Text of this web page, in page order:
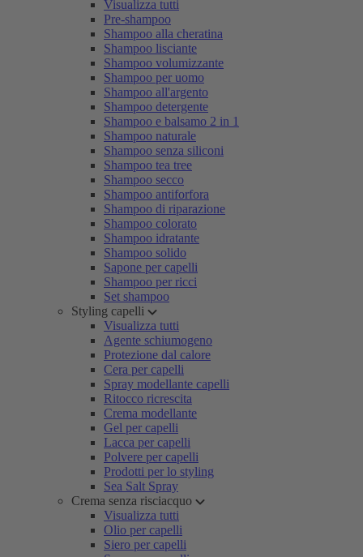
Visualizza tutti
Pre-shampoo
Shampoo alla cheratina
Shampoo lisciante
Shampoo volumizzante
Shampoo per uomo
Shampoo all'argento
Shampoo detergente
Shampoo e balsamo 2 in 1
Shampoo naturale
Shampoo senza siliconi
Shampoo tea tree
Shampoo secco
Shampoo antiforfora
Shampoo di riparazione
Shampoo colorato
Shampoo idratante
Shampoo solido
Sapone per capelli
Shampoo per ricci
Set shampoo
Styling capelli
Visualizza tutti
Agente schiumogeno
Protezione dal calore
Cera per capelli
Spray modellante capelli
Ritocco ricrescita
Crema modellante
Gel per capelli
Lacca per capelli
Polvere per capelli
Prodotti per lo styling
Sea Salt Spray
Crema senza risciacquo
Visualizza tutti
Olio per capelli
Siero per capelli